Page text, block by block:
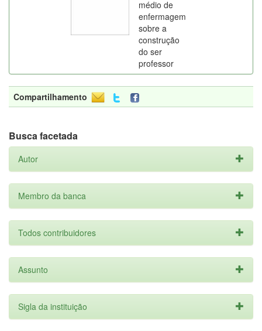
médio de
enfermagem
sobre a
construção
do ser
professor
Compartilhamento
Busca facetada
Autor
Membro da banca
Todos contribuidores
Assunto
Sigla da instituição